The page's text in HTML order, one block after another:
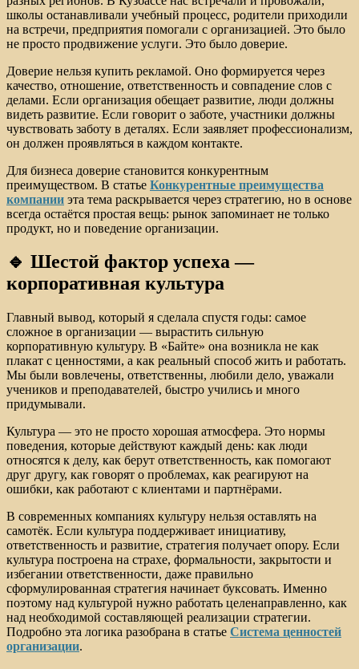
школы останавливали учебный процесс, родители приходили
на встречи, предприятия помогали с организацией. Это было
не просто продвижение услуги. Это было доверие.
Доверие нельзя купить рекламой. Оно формируется через
качество, отношение, ответственность и совпадение слов с
делами. Если организация обещает развитие, люди должны
видеть развитие. Если говорит о заботе, участники должны
чувствовать заботу в деталях. Если заявляет профессионализм,
он должен проявляться в каждом контакте.
Для бизнеса доверие становится конкурентным
преимуществом. В статье Конкурентные преимущества
компании эта тема раскрывается через стратегию, но в основе
всегда остаётся простая вещь: рынок запоминает не только
продукт, но и поведение организации.
🔹 Шестой фактор успеха —
корпоративная культура
Главный вывод, который я сделала спустя годы: самое
сложное в организации — вырастить сильную
корпоративную культуру. В «Байте» она возникла не как
плакат с ценностями, а как реальный способ жить и работать.
Мы были вовлечены, ответственны, любили дело, уважали
учеников и преподавателей, быстро учились и много
придумывали.
Культура — это не просто хорошая атмосфера. Это нормы
поведения, которые действуют каждый день: как люди
относятся к делу, как берут ответственность, как помогают
друг другу, как говорят о проблемах, как реагируют на
ошибки, как работают с клиентами и партнёрами.
В современных компаниях культуру нельзя оставлять на
самотёк. Если культура поддерживает инициативу,
ответственность и развитие, стратегия получает опору. Если
культура построена на страхе, формальности, закрытости и
избегании ответственности, даже правильно
сформулированная стратегия начинает буксовать. Именно
поэтому над культурой нужно работать целенаправленно, как
над необходимой составляющей реализации стратегии.
Подробно эта логика разобрана в статье Система ценностей
организации.